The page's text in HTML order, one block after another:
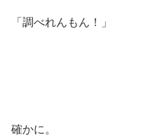
「調べれんもん！」
確かに。